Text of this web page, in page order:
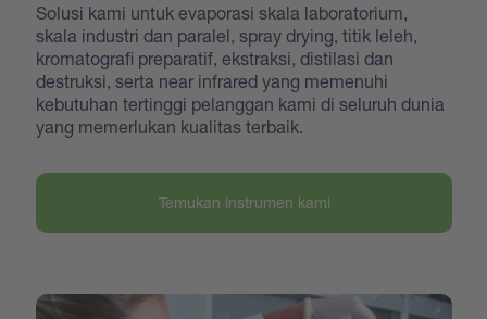
Solusi kami untuk evaporasi skala laboratorium,
skala industri dan paralel, spray drying, titik leleh,
kromatografi preparatif, ekstraksi, distilasi dan
destruksi, serta near infrared yang memenuhi
kebutuhan tertinggi pelanggan kami di seluruh dunia
yang memerlukan kualitas terbaik.
Temukan instrumen kami